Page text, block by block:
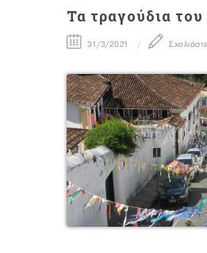
Τα τραγούδια του
31/3/2021 Σχολιάστε